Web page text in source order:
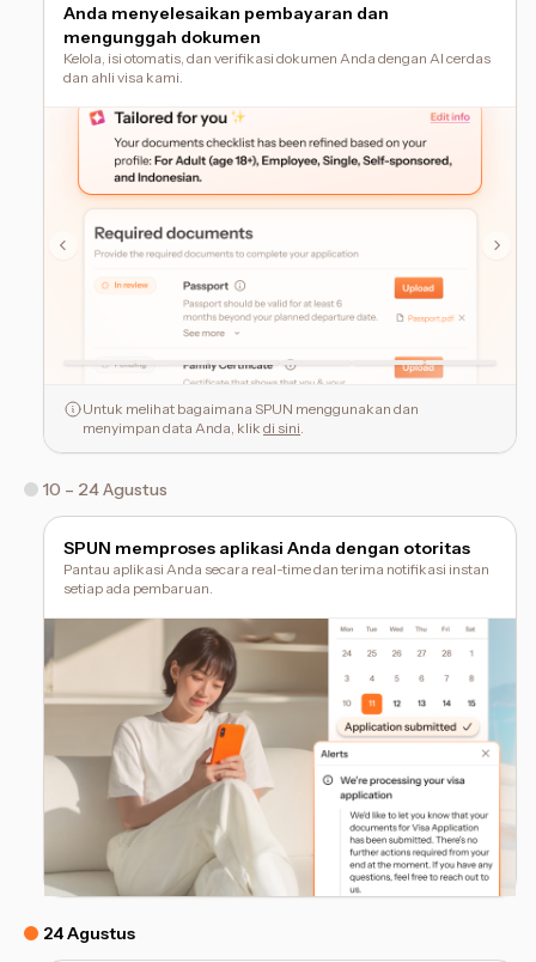
Anda menyelesaikan pembayaran dan
mengunggah dokumen
Kelola, isi otomatis, dan verifikasi dokumen Anda dengan AI cerdas
dan ahli visa kami.
Untuk melihat bagaimana SPUN menggunakan dan
menyimpan data Anda, klik di sini.
10 – 24 Agustus
SPUN memproses aplikasi Anda dengan otoritas
Pantau aplikasi Anda secara real-time dan terima notifikasi instan
setiap ada pembaruan.
24 Agustus